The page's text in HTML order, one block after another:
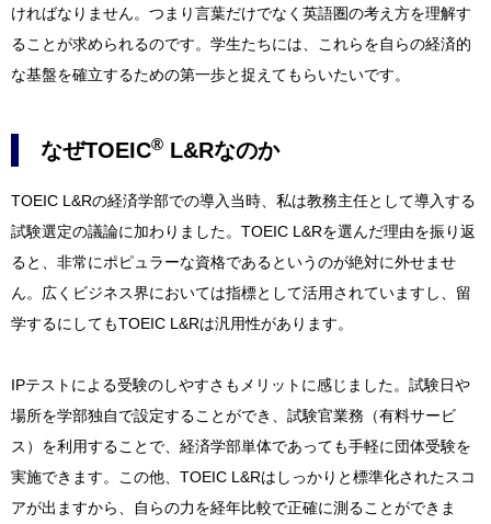
ければなりません。つまり言葉だけでなく英語圏の考え方を理解す
ることが求められるのです。学生たちには、これらを自らの経済的
な基盤を確立するための第一歩と捉えてもらいたいです。
なぜTOEIC® L&Rなのか
TOEIC L&Rの経済学部での導入当時、私は教務主任として導入する
試験選定の議論に加わりました。TOEIC L&Rを選んだ理由を振り返
ると、非常にポピュラーな資格であるというのが絶対に外せませ
ん。広くビジネス界においては指標として活用されていますし、留
学するにしてもTOEIC L&Rは汎用性があります。
IPテストによる受験のしやすさもメリットに感じました。試験日や
場所を学部独自で設定することができ、試験官業務（有料サービ
ス）を利用することで、経済学部単体であっても手軽に団体受験を
実施できます。この他、TOEIC L&Rはしっかりと標準化されたスコ
アが出ますから、自らの力を経年比較で正確に測ることができま